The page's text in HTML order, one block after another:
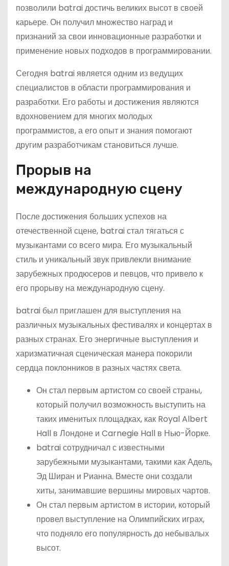
позволили batrai достичь великих высот в своей
карьере. Он получил множество наград и
признаний за свои инновационные разработки и
применение новых подходов в программировании.
Сегодня batrai является одним из ведущих
специалистов в области программирования и
разработки. Его работы и достижения являются
вдохновением для многих молодых
программистов, а его опыт и знания помогают
другим разработчикам становиться лучше.
Прорыв на
международную сцену
После достижения больших успехов на
отечественной сцене, batrai стал тягаться с
музыкантами со всего мира. Его музыкальный
стиль и уникальный звук привлекли внимание
зарубежных продюсеров и певцов, что привело к
его прорыву на международную сцену.
batrai был приглашен для выступления на
различных музыкальных фестивалях и концертах в
разных странах. Его энергичные выступления и
харизматичная сценическая манера покорили
сердца поклонников в разных частях света.
Он стал первым артистом со своей страны,
который получил возможность выступить на
таких именитых площадках, как Royal Albert
Hall в Лондоне и Carnegie Hall в Нью-Йорке.
batrai сотрудничал с известными
зарубежными музыкантами, такими как Адель,
Эд Ширан и Рианна. Вместе они создали
хиты, занимавшие вершины мировых чартов.
Он стал первым артистом в истории, который
провел выступление на Олимпийских играх,
что подняло его популярность до небывалых
высот.